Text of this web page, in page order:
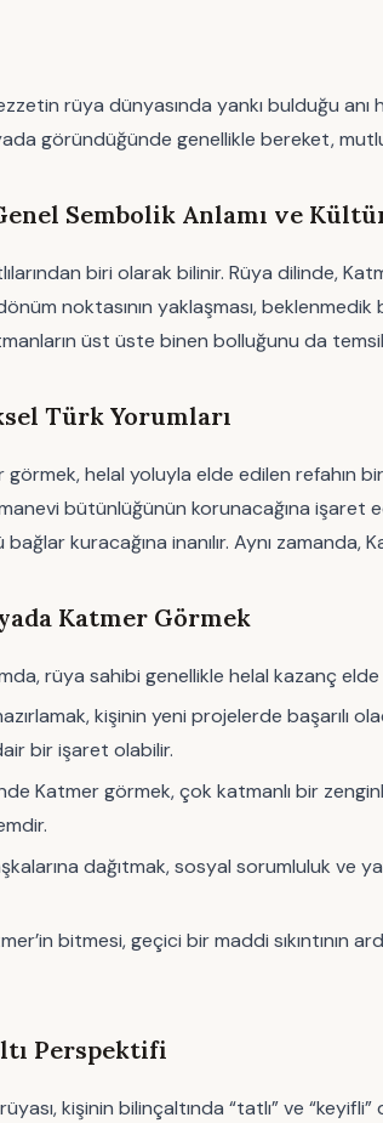
rüya dünyasında yankı bulduğu
göründüğünde genellikle bereket,
Sembolik Anlamı ve
biri olarak bilinir. Rüya dilinde,
noktasının yaklaşması,
üst üste binen bolluğunu da
Türk Yorumları
helal yoluyla elde edilen refahın
bütünlüğünün korunacağına
kuracağına inanılır. Aynı zamanda,
Katmer Görmek
rüya sahibi genellikle helal kazanç
kişinin yeni projelerde başarılı
bir işaret olabilir.
Katmer görmek, çok katmanlı bir
dağıtmak, sosyal sorumluluk ve
bitmesi, geçici bir maddi sıkıntının
Perspektifi
rüyası, kişinin bilinçaltında “tatlı” ve